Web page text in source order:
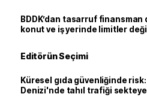
BDDK’dan tasarruf finansman
konut ve iş yerinde limitler
Editörün Seçimi
Küresel gıda güvenliğinde
Denizi'nde tahıl trafiği sekteye